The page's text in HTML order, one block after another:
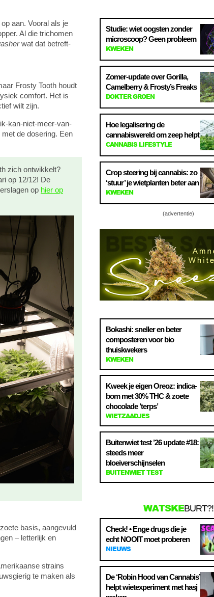
aan. Vooral als je
Al die trichomen
wat dat betreft-
Frosty Tooth houdt
comfort. Het is
wilt zijn.
kan-niet-meer-van-
de dosering. Een
zich ontwikkelt?
op 12/12! De
op hier op
basis, aangevuld
– letterlijk en
strains
te maken als
Studie: wiet oogsten zonder
microscoop? Geen probleem
KWEKEN
Zomer-update over Gorilla,
Camelberry & Frosty’s Freaks
DOKTER GROEN
Hoe legalisering de
cannabiswereld om zeep helpt
CANNABIS LIFESTYLE
Crop steering bij cannabis: zo
‘stuur’ je wietplanten beter aan
KWEKEN
(advertentie)
Bokashi: sneller en beter
composteren voor bio
thuiskwekers
KWEKEN
Kweek je eigen Oreoz: indica-
bom met 30% THC & zoete
chocolade ’terps’
WIETZAADJES
Buitenwiet test ’26 update #18:
steeds meer
bloeiverschijnselen
BUITENWIET TEST
WATSKEBURT?!
Check! • Enge drugs die je
echt NOOIT moet proberen
NIEUWS
De ‘Robin Hood van Cannabis’
helpt wietexperiment met hasj